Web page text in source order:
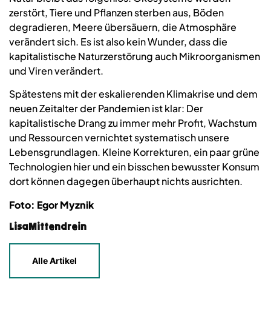
zerstört, Tiere und Pflanzen sterben aus, Böden
degradieren, Meere übersäuern, die Atmosphäre
verändert sich. Es ist also kein Wunder, dass die
kapitalistische Naturzerstörung auch Mikroorganismen
und Viren verändert.
Spätestens mit der eskalierenden Klimakrise und dem
neuen Zeitalter der Pandemien ist klar: Der
kapitalistische Drang zu immer mehr Profit, Wachstum
und Ressourcen vernichtet systematisch unsere
Lebensgrundlagen. Kleine Korrekturen, ein paar grüne
Technologien hier und ein bisschen bewusster Konsum
dort können dagegen überhaupt nichts ausrichten.
Foto: Egor Myznik
LisaMittendrein
Alle Artikel